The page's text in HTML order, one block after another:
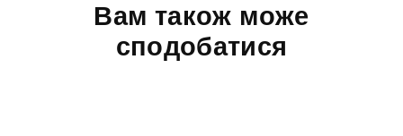
Вам також може
сподобатися